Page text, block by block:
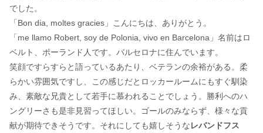
でした。
「Bon dia, moltes gracies」こんにちは、ありがとう。
「me llamo Robert, soy de Polonia, vivo en Barcelona」名前はロ
ベルト、ポーランド人です。バルセロナに住んでいます。
笑顔ですらすらと語っているあたり、ベテランの余裕がある。柔
らかい雰囲気ですし、この感じだとロッカールームにもすぐ馴染
み、素敵な兄貴として若手に慕われることでしょう。勝利へのハ
ングリーさも是非見習ってほしい。ゴールのみならず、様々な貢
献が期待できそうです。それにしても嬉しそうなレバンドフス